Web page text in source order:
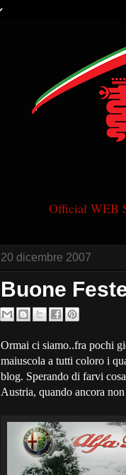
Official WEB
20 dicembre 2007
Buone
Ormai ci siamo..fra pochi
maiuscola a tutti coloro i
blog. Sperando di farvi
Austria, quando ancora